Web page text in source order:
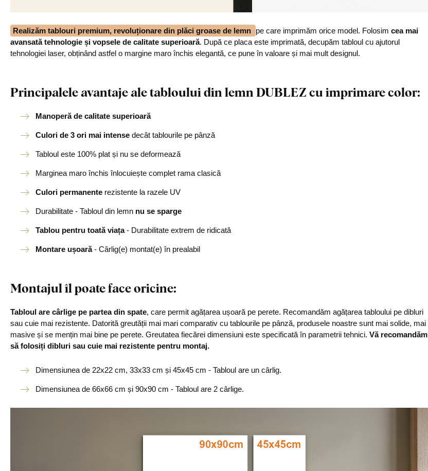
Realizăm tablouri premium, revoluționare din plăci groase de lemn pe care imprimăm orice model. Folosim cea mai
avansată tehnologie și vopsele de calitate superioară. După ce placa este imprimată, decupăm tabloul cu ajutorul
tehnologiei laser, obținând astfel o margine maro închis elegantă, ce pune în valoare și mai mult designul.
Principalele avantaje ale tabloului din lemn DUBLEZ cu imprimare color:
Manoperă de calitate superioară
Culori de 3 ori mai intense decât tablourile pe pânză
Tabloul este 100% plat și nu se deformează
Marginea maro închis înlocuiește complet rama clasică
Culori permanente rezistente la razele UV
Durabilitate - Tabloul din lemn nu se sparge
Tablou pentru toată viața- Durabilitate extrem de ridicată
Montare ușoară- Cârlig(e) montat(e) în prealabil
Montajul îl poate face oricine:
Tabloul are cârlige pe partea din spate, care permit agățarea ușoară pe perete. Recomandăm agățarea tabloului pe dibluri
sau cuie mai rezistente. Datorită greutății mai mari comparativ cu tablourile pe pânză, produsele noastre sunt mai solide, mai
masive și se mențin mai bine pe perete. Greutatea fiecărei dimensiuni este specificată în parametrii tehnici. Vă recomandăm
să folosiți dibluri sau cuie mai rezistente pentru montaj.
Dimensiunea de 22x22 cm, 33x33 cm și 45x45 cm - Tabloul are un cârlig.
Dimensiunea de 66x66 cm și 90x90 cm - Tabloul are 2 cârlige.